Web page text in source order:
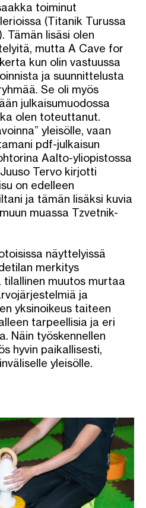
toiminut
(Titanik Turussa
Tämän lisäsi olen
mutta A Cave for
kun olin vastuussa
ja suunnittelusta
Se oli myös
julkaisumuodossa
olen toteuttanut.
yleisölle, vaan
pdf-julkaisun
Aalto-yliopistossa
Tervo kirjotti
on edelleen
ja tämän lisäksi kuvia
muassa Tzvetnik-
näyttelyissä
merkitys
tilallinen muutos murtaa
ja
yksinoikeus taiteen
tarpeellisia ja eri
Näin työskennellen
hyvin paikallisesti,
yleisölle.